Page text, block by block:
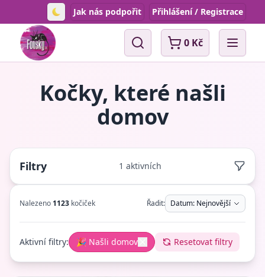
Toggle theme
Jak nás podpořit Přihlášení / Registrace
Vyhledávání0 Kč Open
Kočky, které našli
domov
Filtry 1 aktivních
Nalezeno 1123 kočiček Řadit: Datum: Nejnovější
Aktivní filtry: 🎉 Našli domov Resetovat filtry